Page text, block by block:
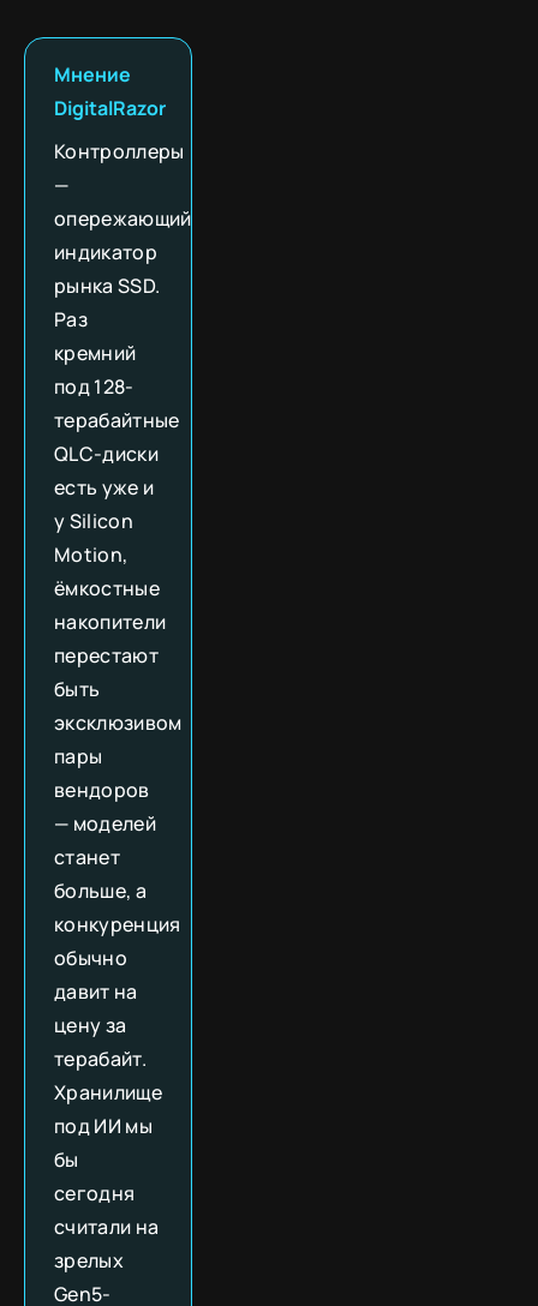
Мнение
DigitalRazor
Контроллеры
—
опережающий
индикатор
рынка SSD.
Раз
кремний
под 128-
терабайтные
QLC-диски
есть уже и
у Silicon
Motion,
ёмкостные
накопители
перестают
быть
эксклюзивом
пары
вендоров
— моделей
станет
больше, а
конкуренция
обычно
давит на
цену за
терабайт.
Хранилище
под ИИ мы
бы
сегодня
считали на
зрелых
Gen5-